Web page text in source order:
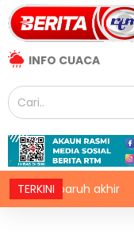
INFO CUACA
TERKINIakhir